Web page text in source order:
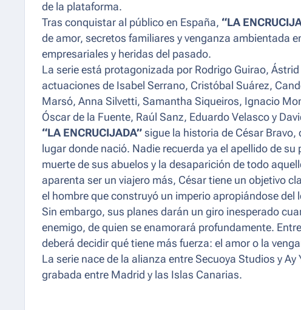
de la plataforma.
Tras conquistar al público en España, “LA
de amor, secretos familiares y venganza ambientada
empresariales y heridas del pasado.
La serie está protagonizada por Rodrigo Guirao,
actuaciones de Isabel Serrano, Cristóbal Suárez,
Marsó, Anna Silvetti, Samantha Siqueiros, Ignacio
Óscar de la Fuente, Raúl Sanz, Eduardo Velasco y
“LA ENCRUCIJADA” sigue la historia de César
lugar donde nació. Nadie recuerda ya el apellido de
muerte de sus abuelos y la desaparición de todo
aparenta ser un viajero más, César tiene un objetivo
el hombre que construyó un imperio apropiándose del
Sin embargo, sus planes darán un giro inesperado
enemigo, de quien se enamorará profundamente.
deberá decidir qué tiene más fuerza: el amor o la
La serie nace de la alianza entre Secuoya Studios y
grabada entre Madrid y las Islas Canarias.